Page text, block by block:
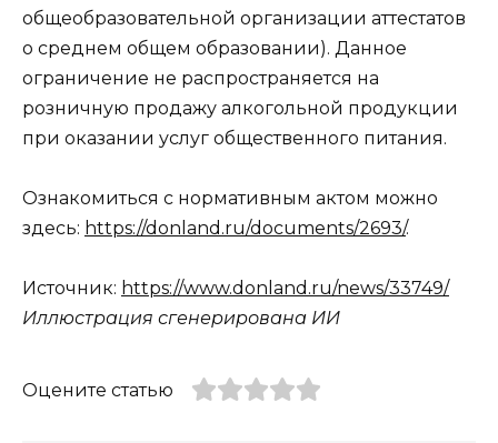
общеобразовательной организации аттестатов
о среднем общем образовании). Данное
ограничение не распространяется на
розничную продажу алкогольной продукции
при оказании услуг общественного питания.
Ознакомиться с нормативным актом можно
здесь: https://donland.ru/documents/2693/.
Источник: https://www.donland.ru/news/33749/
Иллюстрация сгенерирована ИИ
Оцените статью